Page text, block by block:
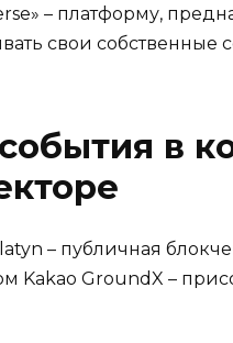
– платформу,
свои
в
– публичная
GroundX –